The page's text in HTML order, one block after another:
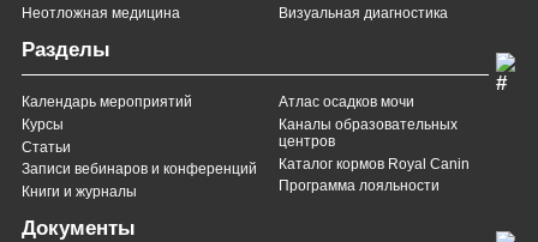
Неотложная медицина
Визуальная диагностика
Разделы
Календарь мероприятий
Курсы
Статьи
Записи вебинаров и конференций
Книги и журналы
Атлас осадков мочи
Каналы образовательных
центров
Каталог кормов Royal Canin
Программа лояльности
Документы